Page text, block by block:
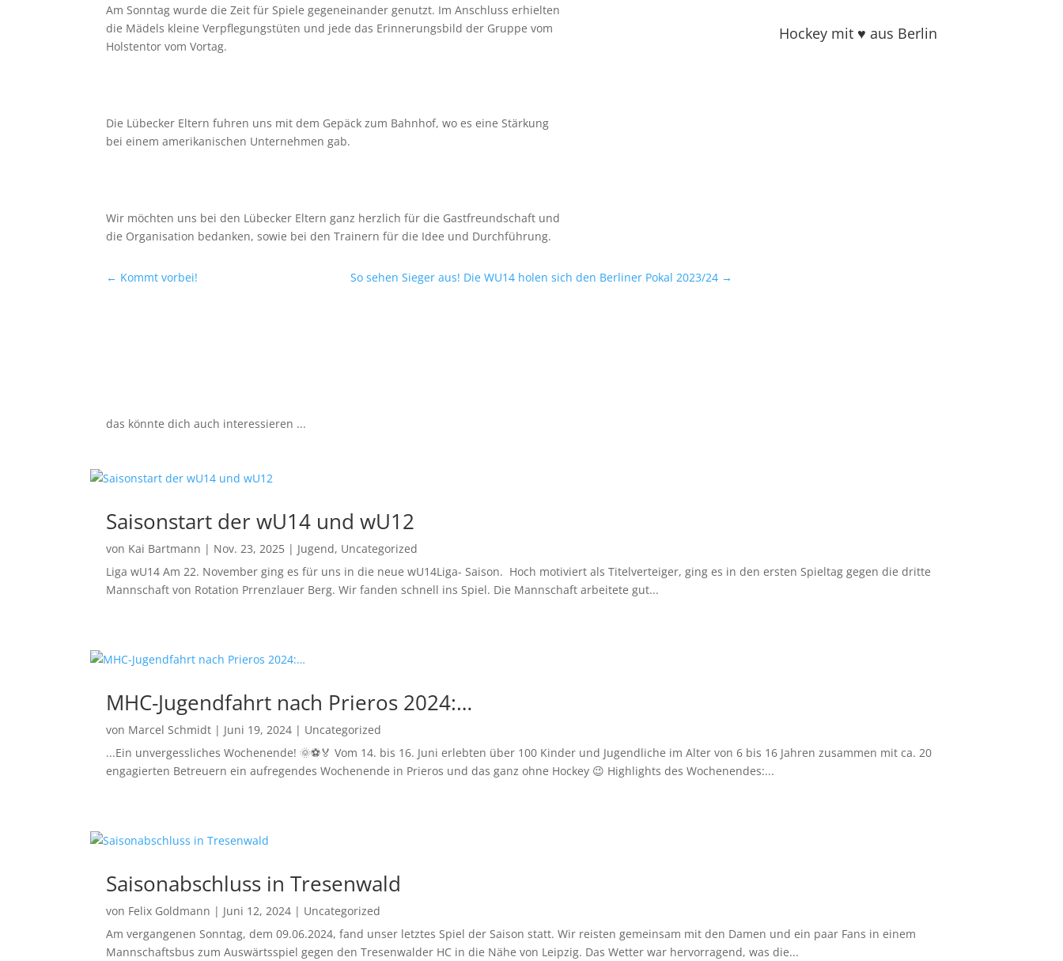
Am Sonntag wurde die Zeit für Spiele gegeneinander genutzt. Im Anschluss erhielten
die Mädels kleine Verpflegungstüten und jede das Erinnerungsbild der Gruppe vom
Holstentor vom Vortag.
Die Lübecker Eltern fuhren uns mit dem Gepäck zum Bahnhof, wo es eine Stärkung
bei einem amerikanischen Unternehmen gab.
Wir möchten uns bei den Lübecker Eltern ganz herzlich für die Gastfreundschaft und
die Organisation bedanken, sowie bei den Trainern für die Idee und Durchführung.
← Kommt vorbei! So sehen Sieger aus! Die WU14 holen sich den Berliner Pokal 2023/24 →
Hockey mit ♥ aus Berlin
das könnte dich auch interessieren ...
Saisonstart der wU14 und wU12
von Kai Bartmann | Nov. 23, 2025 | Jugend, Uncategorized
Liga wU14 Am 22. November ging es für uns in die neue wU14Liga- Saison. Hoch motiviert als Titelverteiger, ging es in den ersten Spieltag gegen die dritte
Mannschaft von Rotation Prrenzlauer Berg. Wir fanden schnell ins Spiel. Die Mannschaft arbeitete gut...
MHC-Jugendfahrt nach Prieros 2024:…
von Marcel Schmidt | Juni 19, 2024 | Uncategorized
...Ein unvergessliches Wochenende! 🌞⚽🏅 Vom 14. bis 16. Juni erlebten über 100 Kinder und Jugendliche im Alter von 6 bis 16 Jahren zusammen mit ca. 20
engagierten Betreuern ein aufregendes Wochenende in Prieros und das ganz ohne Hockey 😉 Highlights des Wochenendes:...
Saisonabschluss in Tresenwald
von Felix Goldmann | Juni 12, 2024 | Uncategorized
Am vergangenen Sonntag, dem 09.06.2024, fand unser letztes Spiel der Saison statt. Wir reisten gemeinsam mit den Damen und ein paar Fans in einem
Mannschaftsbus zum Auswärtsspiel gegen den Tresenwalder HC in die Nähe von Leipzig. Das Wetter war hervorragend, was die...